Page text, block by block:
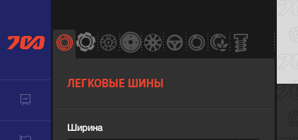
ЛЕГКОВЫЕ ШИНЫ
Ширина